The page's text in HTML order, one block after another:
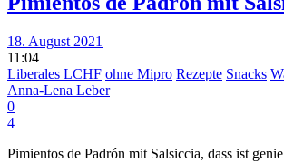
18. August 2021
11:04
Liberales LCHF ohne Mipro Rezepte Snacks
Anna-Lena Leber
0
4
Pimientos de Padrón mit Salsiccia, dass ist